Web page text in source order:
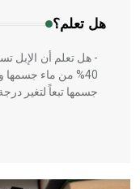
هل تعلم؟
- هل تعلم أن الإبل
40% من ماء جسمها
جسمها تبعاً لتغير
- هل تعلم أن